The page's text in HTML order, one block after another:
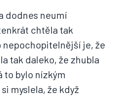
dodnes neumí
chtěla tak
je, že
tak daleko, že zhubla
to bylo nízkým
myslela, že když